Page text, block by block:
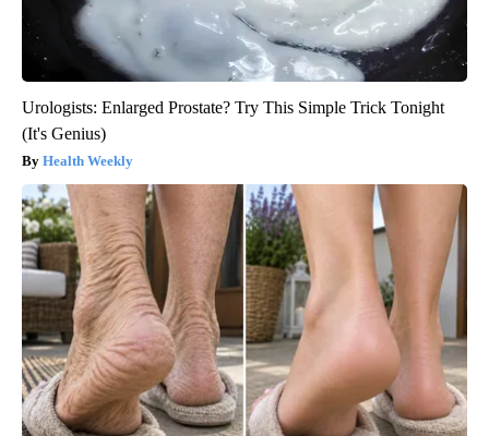
Urologists: Enlarged Prostate? Try This Simple Trick Tonight
(It's Genius)
Health Weekly